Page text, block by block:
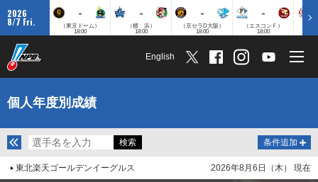
2026
8/7 Fri.
-
（東京ドーム）
18:00
-
（横 浜）
18:00
-
（京セラD大阪）
18:00
-
（エスコンＦ）
18:00
English
個人年度別成績
条件追加
東北楽天ゴールデンイーグルス 2026年8月6日（木） 現在